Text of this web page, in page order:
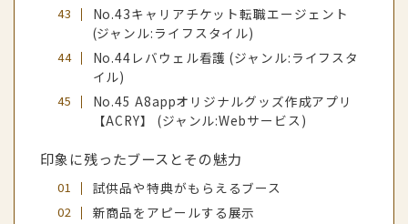
No.43キャリアチケット転職エージェント
(ジャンル:ライフスタイル)
No.44レバウェル看護 (ジャンル:ライフスタ
イル)
No.45 A8appオリジナルグッズ作成アプリ
【ACRY】 (ジャンル:Webサービス)
印象に残ったブースとその魅力
試供品や特典がもらえるブース
新商品をアピールする展示